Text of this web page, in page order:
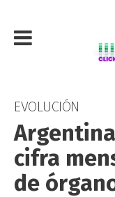
EVOLUCIÓN
cifra
de